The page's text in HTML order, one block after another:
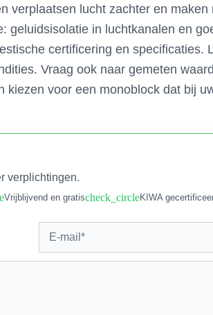
verplaatsen lucht zachter en maken
geluidsisolatie in luchtkanalen en
certificering en specificaties.
Vraag ook naar gemeten
voor een monoblock dat bij
verplichtingen.
Vrijblijvend en gratischeck_circleKIWA